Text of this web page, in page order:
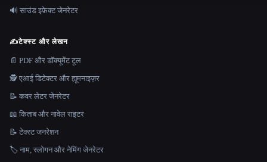
🔊 साउंड इफ़ेक्ट जेनरेटर
✍️टेक्स्ट और लेखन
📄 PDF और डॉक्यूमेंट टूल
🕵️ एआई डिटेक्टर और ह्यूमनाइज़र
📝 कवर लेटर जेनरेटर
📖 किताब और नावेल राइटर
📝 टेक्स्ट जनरेशन
🏷️ नाम, स्लोगन और नेमिंग जेनरेटर